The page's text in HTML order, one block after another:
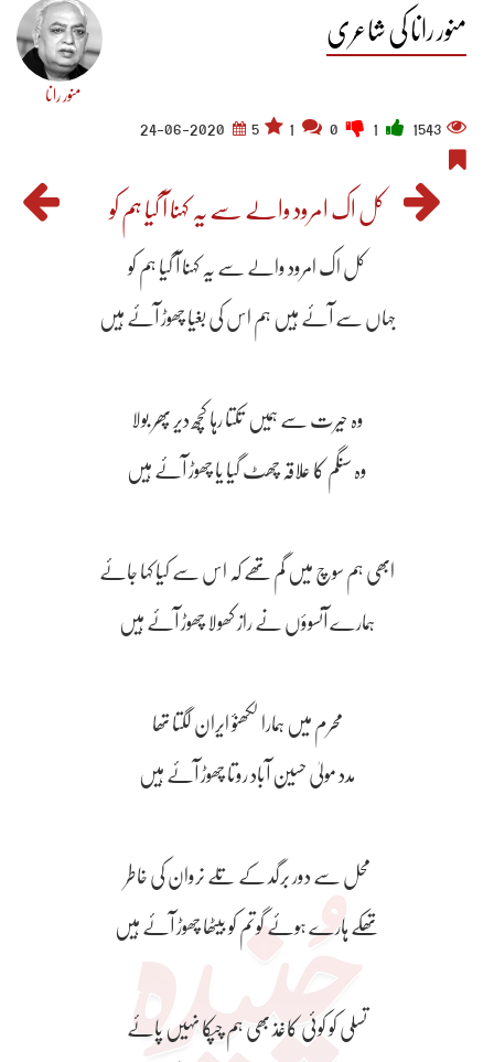
منور رانا کی شاعری
منور رانا
1543
5
24-06-2020
کل اک امرود والے سے یہ کہنا آ گیا ہم کو
کل اک امرود والے سے یہ کہنا آ گیا ہم کو
جہاں سے آئے ہیں ہم اس کی بغیا چھوڑ آئے ہیں
وہ حیرت سے ہمیں تکتا رہا کچھ دیر پھر بولا
وہ سنگم کا علاقہ چھٹ گیا یا چھوڑ آئے ہیں
ابھی ہم سوچ میں گم تھے کہ اس سے کیا کہا جائے
ہمارے آنسوؤں نے راز کھولا چھوڑ آئے ہیں
محرم میں ہمارا لکھنؤ ایران لگتا تھا
مدد مولیٰ حسین آباد روتا چھوڑ آئے ہیں
محل سے دور برگد کے تلے نروان کی خاطر
تھکے ہارے ہوئے گوتم کو بیٹھا چھوڑ آئے ہیں
تسلی کو کوئی کاغذ بھی ہم چپکا نہیں پائے